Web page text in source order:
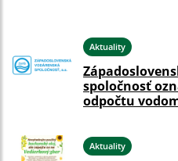
Aktuality
spoločnosť
odpočtu
Aktuality